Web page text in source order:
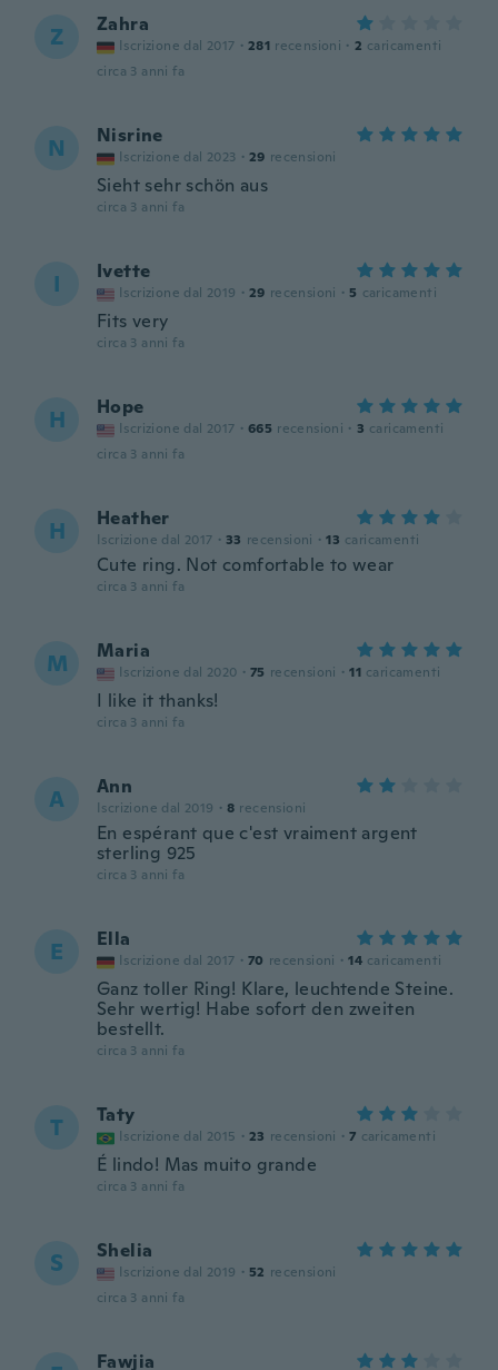
Z Zahra
Iscrizione dal 2017 · 281 recensioni · 2 caricamenti
circa 3 anni fa
N Nisrine
Iscrizione dal 2023 · 29 recensioni
Sieht sehr schön aus
circa 3 anni fa
I Ivette
Iscrizione dal 2019 · 29 recensioni · 5 caricamenti
Fits very
circa 3 anni fa
H Hope
Iscrizione dal 2017 · 665 recensioni · 3 caricamenti
circa 3 anni fa
H Heather
Iscrizione dal 2017 · 33 recensioni · 13 caricamenti
Cute ring. Not comfortable to wear
circa 3 anni fa
M Maria
Iscrizione dal 2020 · 75 recensioni · 11 caricamenti
I like it thanks!
circa 3 anni fa
A Ann
Iscrizione dal 2019 · 8 recensioni
En espérant que c'est vraiment argent
sterling 925
circa 3 anni fa
E Ella
Iscrizione dal 2017 · 70 recensioni · 14 caricamenti
Ganz toller Ring! Klare, leuchtende Steine.
Sehr wertig! Habe sofort den zweiten
bestellt.
circa 3 anni fa
T Taty
Iscrizione dal 2015 · 23 recensioni · 7 caricamenti
É lindo! Mas muito grande
circa 3 anni fa
S Shelia
Iscrizione dal 2019 · 52 recensioni
circa 3 anni fa
Fawjia